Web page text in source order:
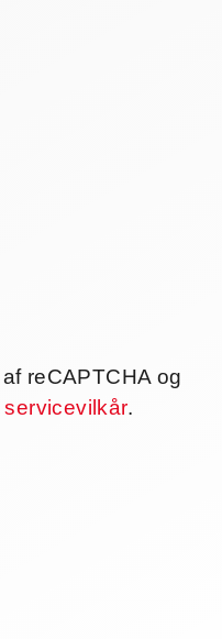
reCAPTCHA og
servicevilkår.